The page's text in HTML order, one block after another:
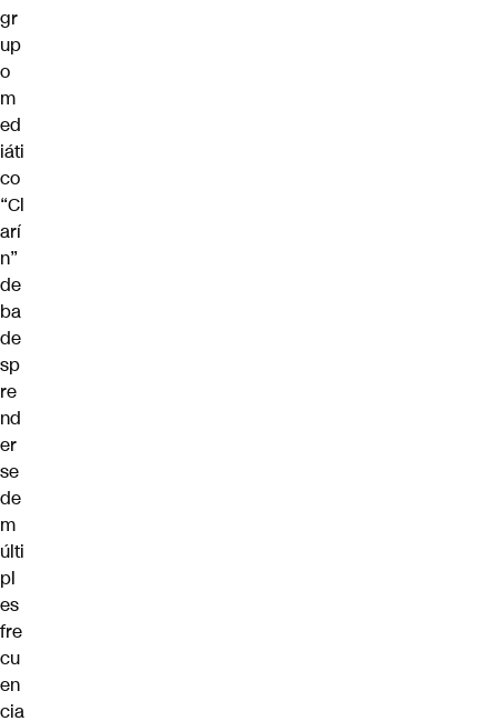
gr
up
o
m
ed
iáti
co
“Cl
arí
n”
de
ba
de
sp
re
nd
er
se
de
m
últi
pl
es
fre
cu
en
cia